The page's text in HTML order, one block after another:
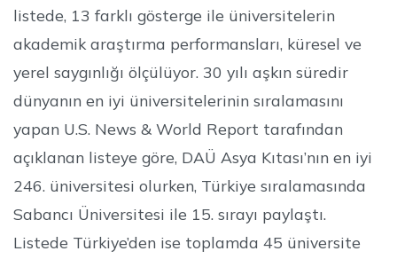
listede, 13 farklı gösterge ile üniversitelerin
akademik araştırma performansları, küresel ve
yerel saygınlığı ölçülüyor. 30 yılı aşkın süredir
dünyanın en iyi üniversitelerinin sıralamasını
yapan U.S. News & World Report tarafından
açıklanan listeye göre, DAÜ Asya Kıtası’nın en iyi
246. üniversitesi olurken, Türkiye sıralamasında
Sabancı Üniversitesi ile 15. sırayı paylaştı.
Listede Türkiye’den ise toplamda 45 üniversite